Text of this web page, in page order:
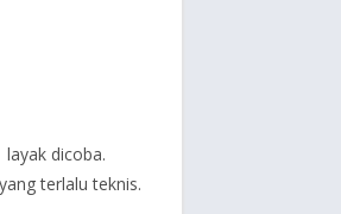
dicoba.
terlalu teknis.